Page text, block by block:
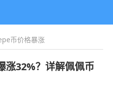
币价格暴涨
涨32%？详解佩佩币